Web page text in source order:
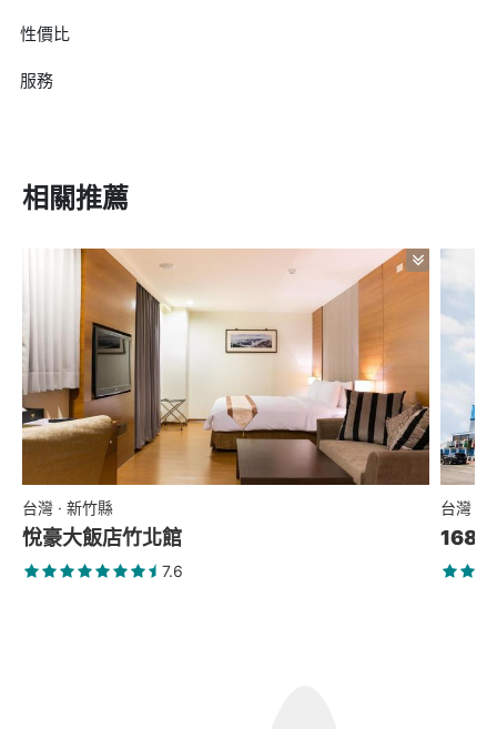
性價比
服務
相關推薦
台灣 · 新竹縣
悅豪大飯店竹北館
7.6
台灣 ·
168